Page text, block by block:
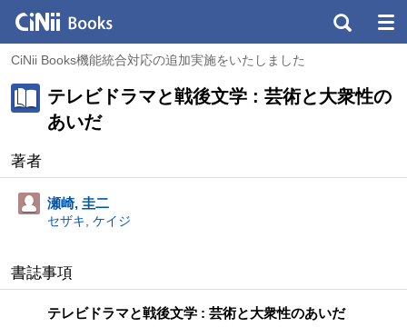
CiNii Books機能統合対応の追加実施をいたしました
テレビドラマと戦後文学 : 芸術と大衆性の
あいだ
著者
瀬崎, 圭二
セザキ, ケイジ
書誌事項
テレビドラマと戦後文学 : 芸術と大衆性のあいだ